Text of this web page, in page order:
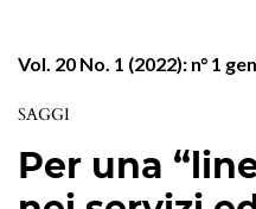
Vol. 20 No. 1 (2022): n° 1
SAGGI
Per una